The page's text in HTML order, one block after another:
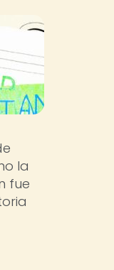
la
fue